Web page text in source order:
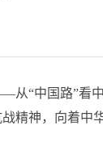
从“中国路”看
精神，向着中